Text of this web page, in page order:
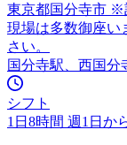
東京都国分寺市 ※
現場は多数御座い
さい。
国分寺駅、西国分
シフト
1日8時間 週1日か